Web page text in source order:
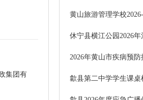
集团有